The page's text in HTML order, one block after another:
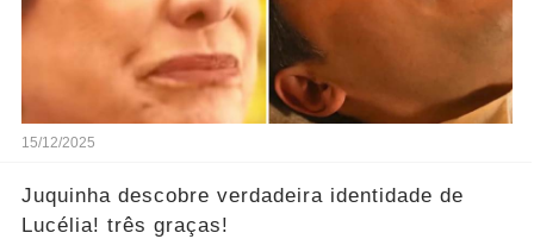
15/12/2025
Juquinha descobre verdadeira identidade de
Lucélia! três graças!